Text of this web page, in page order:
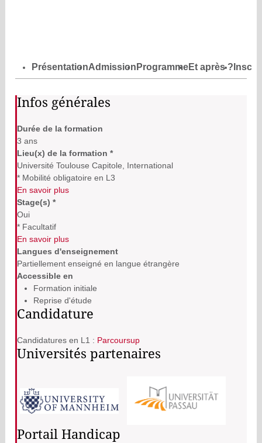
PrésentationAdmission ProgrammeEt après ?
Infos générales
Durée de la formation
3 ans
Lieu(x) de la formation *
Université Toulouse Capitole, International
* Mobilité obligatoire en L3
En savoir plus
Stage(s) *
Oui
* Facultatif
En savoir plus
Langues d'enseignement
Partiellement enseigné en langue étrangère
Accessible en
Formation initiale
Reprise d'étude
Candidature
Candidatures en L1 : Parcoursup
Universités partenaires
Portail Handicap